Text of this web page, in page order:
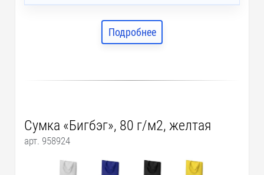
Подробнее
Сумка «Бигбэг», 80 г/м2, желтая
арт. 958924